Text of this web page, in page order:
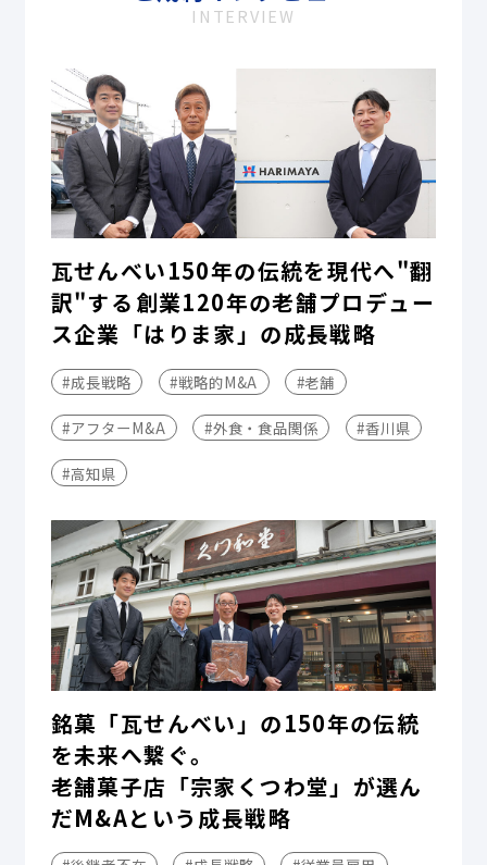
INTERVIEW
瓦せんべい150年の伝統を現代へ"翻
訳"する――創業120年の老舗プロデュー
ス企業「はりま家」の成長戦略
#成長戦略 #戦略的M&A #老舗
#アフターM&A #外食・食品関係 #香川県
#高知県
銘菓「瓦せんべい」の150年の伝統
を未来へ繋ぐ。
老舗菓子店「宗家くつわ堂」が選ん
だM&Aという成長戦略